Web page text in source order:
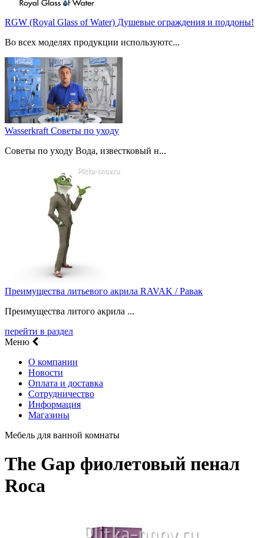
RGW (Royal Glass of Water) Душевые ограждения и поддоны!
Во всех моделях продукции используютс...
Wasserkraft Советы по уходу
Советы по уходу Вода, известковый н...
Преимущества литьевого акрила RAVAK / Равак
Преимущества литого акрила ...
перейти в раздел
Меню
О компании
Новости
Оплата и доставка
Сотрудничество
Информация
Магазины
Мебель для ванной комнаты
The Gap фиолетовый пенал
Roca